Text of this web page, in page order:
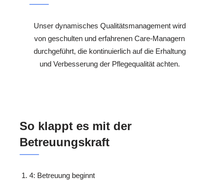
Unser dynamisches Qualitätsmanagement wird
von geschulten und erfahrenen Care-Managern
durchgeführt, die kontinuierlich auf die Erhaltung
und Verbesserung der Pflegequalität achten.
So klappt es mit der
Betreuungskraft
4: Betreuung beginnt